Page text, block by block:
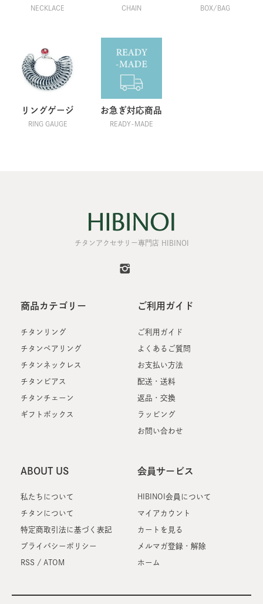
NECKLACE CHAIN BOX/BAG
リングゲージ
RING GAUGE
お急ぎ対応商品
READY-MADE
チタンアクセサリー専門店 HIBINOI
商品カテゴリー
チタンリング
チタンペアリング
チタンネックレス
チタンピアス
チタンチェーン
ギフトボックス
ご利用ガイド
ご利用ガイド
よくあるご質問
お支払い方法
配送・送料
返品・交換
ラッピング
お問い合わせ
ABOUT US
私たちについて
チタンについて
特定商取引法に基づく表記
プライバシーポリシー
RSS / ATOM
会員サービス
HIBINOI会員について
マイアカウント
カートを見る
メルマガ登録・解除
ホーム